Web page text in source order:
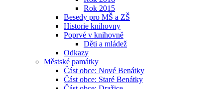
Rok 2015
Besedy pro MŠ a ZŠ
Historie knihovny
Poprvé v knihovně
Děti a mládež
Odkazy
Městské památky
Část obce: Nové Benátky
Část obce: Staré Benátky